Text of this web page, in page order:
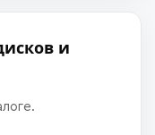
и